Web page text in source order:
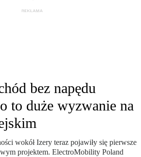
bez napędu
to duże wyzwanie na
wokół Izery teraz pojawiły się pierwsze
projektem. ElectroMobility Poland